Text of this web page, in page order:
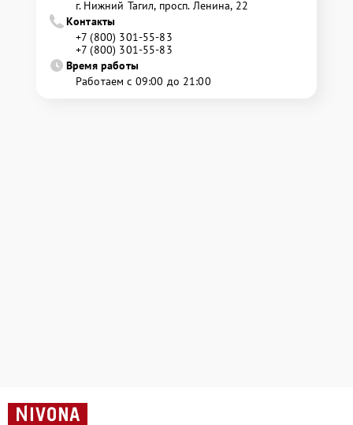
г. Нижний Тагил, просп. Ленина, 22
Контакты
+7 (800) 301-55-83
+7 (800) 301-55-83
Время работы
Работаем с 09:00 до 21:00